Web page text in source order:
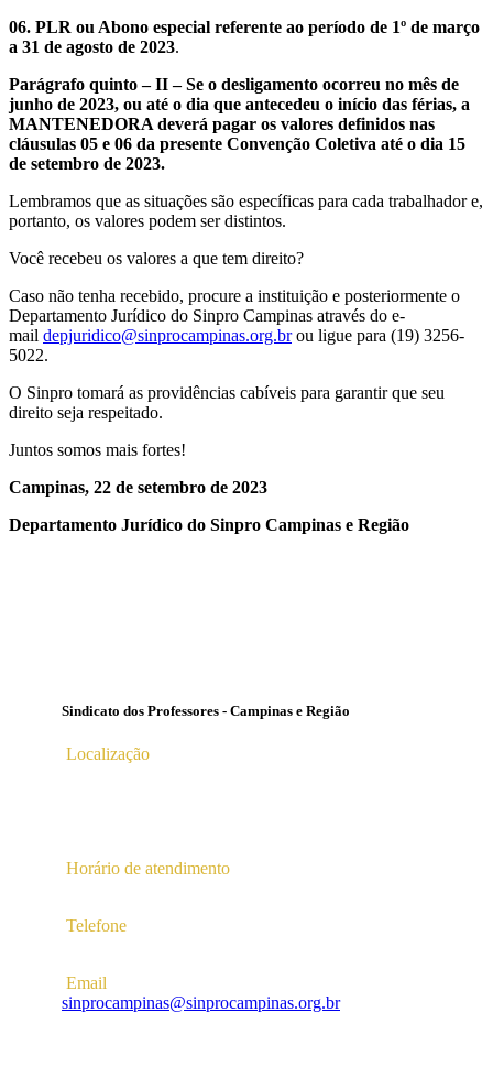
06. PLR ou Abono especial referente ao período de 1º de março
a 31 de agosto de 2023.
Parágrafo quinto– II – Se o desligamento ocorreu no mês de
junho de 2023, ou até o dia que antecedeu o início das férias, a
MANTENEDORA deverá pagar os valores definidos nas
cláusulas 05 e 06 da presente Convenção Coletiva até o dia 15
de setembro de 2023.
Lembramos que as situações são específicas para cada trabalhador e,
portanto, os valores podem ser distintos.
Você recebeu os valores a que tem direito?
Caso não tenha recebido, procure a instituição e posteriormente o
Departamento Jurídico do Sinpro Campinas através do e-
mail depjuridico@sinprocampinas.org.brou ligue para (19) 3256-
5022.
O Sinpro tomará as providências cabíveis para garantir que seu
direito seja respeitado.
Juntos somos mais fortes!
Campinas, 22 de setembro de 2023
Departamento Jurídico do Sinpro Campinas e Região
Sindicato dos Professores - Campinas e Região
Localização
Horário de atendimento
Telefone
Email
sinprocampinas@sinprocampinas.org.br